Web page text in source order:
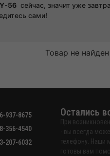
56 сейчас, значит уже
сами!
Товар не найден
937-8675
356-4540
207-6032
Остались
При
- вы всегда
телефону. Наши
готовы вам